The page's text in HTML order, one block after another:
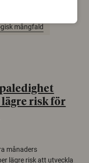
in rätt åtgärder i tid.
mångfald
risk för
månaders
lägre risk att utveckla